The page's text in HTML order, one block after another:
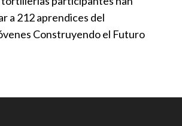
a 212 aprendices del
Construyendo el Futuro